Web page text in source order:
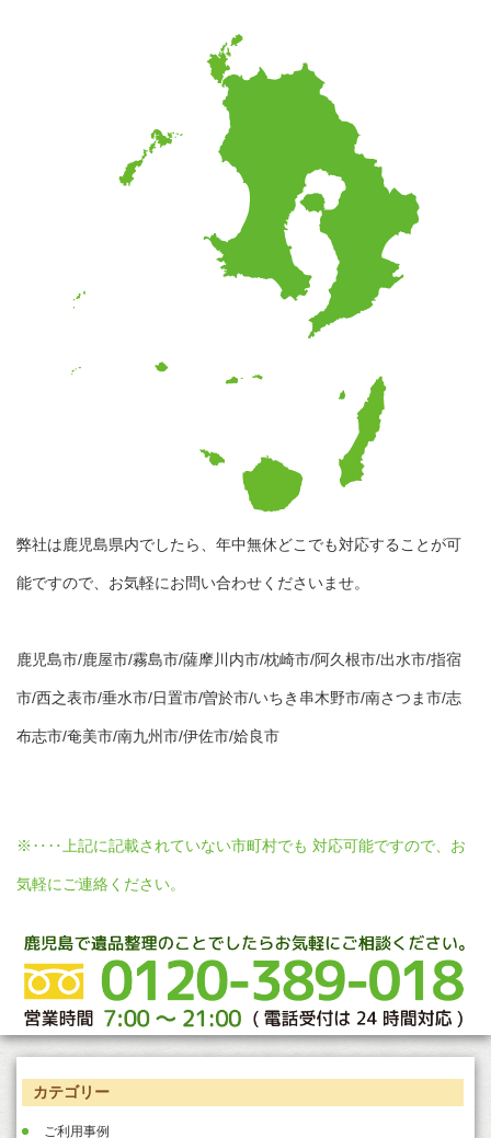
弊社は鹿児島県内でしたら、年中無休どこでも対応することが可
能ですので、お気軽にお問い合わせくださいませ。
鹿児島市/鹿屋市/霧島市/薩摩川内市/枕崎市/阿久根市/出水市/指宿
市/西之表市/垂水市/日置市/曽於市/いちき串木野市/南さつま市/志
布志市/奄美市/南九州市/伊佐市/姶良市
※‥‥上記に記載されていない市町村でも 対応可能ですので、お
気軽にご連絡ください。
カテゴリー
ご利用事例